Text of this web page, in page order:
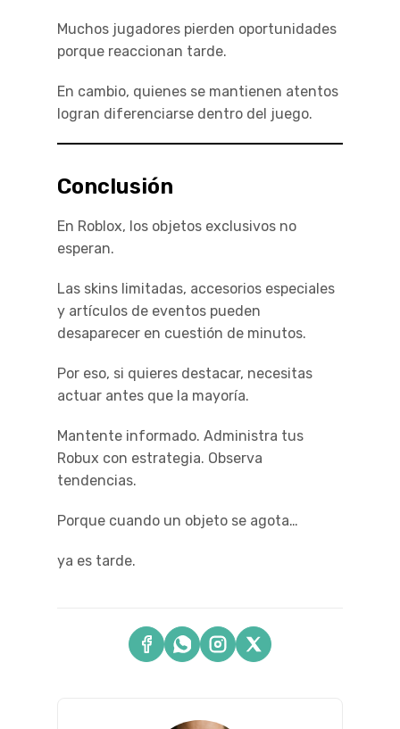
Muchos jugadores pierden oportunidades
porque reaccionan tarde.
En cambio, quienes se mantienen atentos
logran diferenciarse dentro del juego.
Conclusión
En Roblox, los objetos exclusivos no
esperan.
Las skins limitadas, accesorios especiales
y artículos de eventos pueden
desaparecer en cuestión de minutos.
Por eso, si quieres destacar, necesitas
actuar antes que la mayoría.
Mantente informado. Administra tus
Robux con estrategia. Observa
tendencias.
Porque cuando un objeto se agota…
ya es tarde.